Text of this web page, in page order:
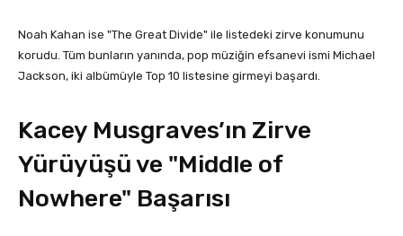
Noah Kahan ise "The Great Divide" ile listedeki zirve konumunu
korudu. Tüm bunların yanında, pop müziğin efsanevi ismi Michael
Jackson, iki albümüyle Top 10 listesine girmeyi başardı.
Kacey Musgraves’ın Zirve
Yürüyüşü ve "Middle of
Nowhere" Başarısı